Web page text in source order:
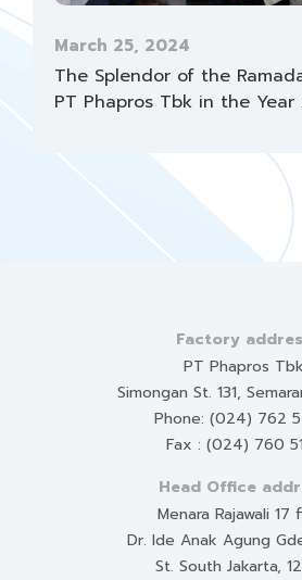
March 25, 2024
The Splendor of the
PT Phapros Tbk in the Year
Factory
PT Phapros Tbk
Simongan St. 131,
Phone: (024) 762
Fax : (024) 760
Head Office
Menara Rajawali 17
Dr. Ide Anak Agung
St. South Jakarta,